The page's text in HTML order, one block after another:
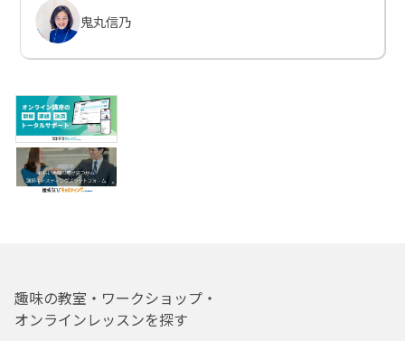
鬼丸信乃
趣味の教室・ワークショップ・
オンラインレッスンを探す